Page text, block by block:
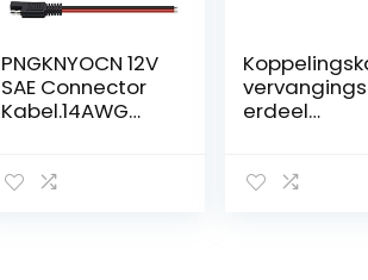
PNGKNYOCN 12V
SAE Connector
Kabel.14AWG
Snelle connector
erdeel
Barossa